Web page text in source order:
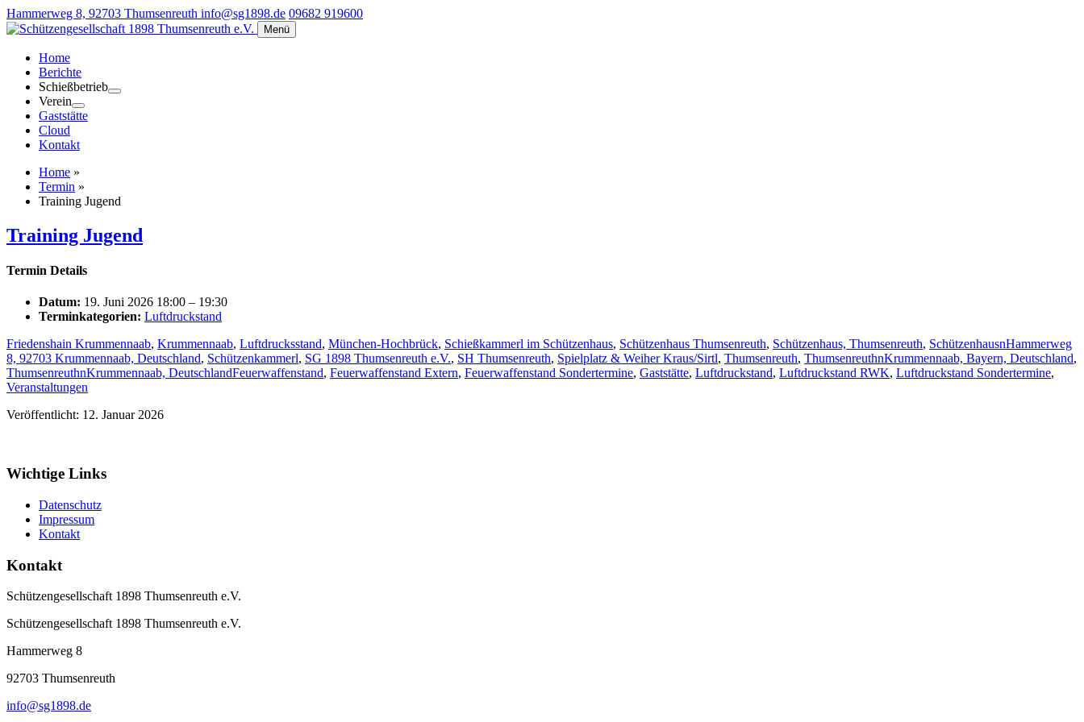
Hammerweg 8, 92703 Thumsenreuth info@sg1898.de 09682 919600
Menü
Home
Berichte
Schießbetrieb
Verein
Gaststätte
Cloud
Kontakt
Home »
Termin »
Training Jugend
Training Jugend
Termin Details
Datum: 19. Juni 2026 18:00 – 19:30
Terminkategorien: Luftdruckstand
Friedenshain Krummennaab, Krummennaab, Luftdrucksstand, München-Hochbrück, Schießkammerl im Schützenhaus, Schützenhaus Thumsenreuth, Schützenhaus, Thumsenreuth, SchützenhausnHammerweg
8, 92703 Krummennaab, Deutschland, Schützenkammerl, SG 1898 Thumsenreuth e.V., SH Thumsenreuth, Spielplatz & Weiher Kraus/Sirtl, Thumsenreuth, ThumsenreuthnKrummennaab, Bayern, Deutschland,
ThumsenreuthnKrummennaab, DeutschlandFeuerwaffenstand, Feuerwaffenstand Extern, Feuerwaffenstand Sondertermine, Gaststätte, Luftdruckstand, Luftdruckstand RWK, Luftdruckstand Sondertermine,
Veranstaltungen
Veröffentlicht: 12. Januar 2026
Wichtige Links
Datenschutz
Impressum
Kontakt
Kontakt
Schützengesellschaft 1898 Thumsenreuth e.V.
Schützengesellschaft 1898 Thumsenreuth e.V.
Hammerweg 8
92703 Thumsenreuth
info@sg1898.de